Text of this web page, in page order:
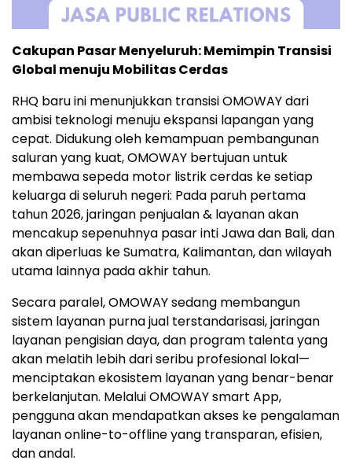
Cakupan Pasar Menyeluruh: Memimpin Transisi
Global menuju Mobilitas Cerdas
RHQ baru ini menunjukkan transisi OMOWAY dari
ambisi teknologi menuju ekspansi lapangan yang
cepat. Didukung oleh kemampuan pembangunan
saluran yang kuat, OMOWAY bertujuan untuk
membawa sepeda motor listrik cerdas ke setiap
keluarga di seluruh negeri: Pada paruh pertama
tahun 2026, jaringan penjualan & layanan akan
mencakup sepenuhnya pasar inti Jawa dan Bali, dan
akan diperluas keSumatra, Kalimantan, dan wilayah
utama lainnya pada akhir tahun.
Secara paralel, OMOWAY sedang membangun
sistem layanan purna jual terstandarisasi, jaringan
layanan pengisian daya, dan program talenta yang
akan melatih lebih dari seribu profesional lokal—
menciptakan ekosistem layanan yang benar-benar
berkelanjutan. Melalui OMOWAY smart App,
pengguna akan mendapatkan akses ke pengalaman
layanan online-to-offline yang transparan, efisien,
dan andal.